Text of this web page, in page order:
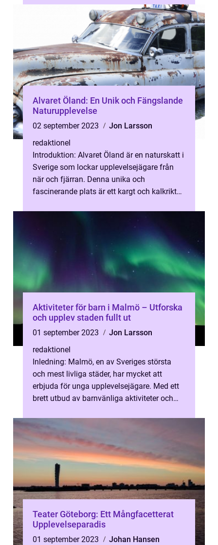
Alvaret Öland: En Unik och Fängslande
Naturupplevelse
02 september 2023
Jon Larsson
redaktionel
Introduktion: Alvaret Öland är en naturskatt i
Sverige som lockar upplevelsejägare från
när och fjärran. Denna unika och
fascinerande plats är ett kargt och kalkrikt
Aktiviteter för barn i Malmö – Utforska
och upplev staden fullt ut
01 september 2023
Jon Larsson
redaktionel
Inledning: Malmö, en av Sveriges största
och mest livliga städer, har mycket att
erbjuda för unga upplevelsejägare. Med ett
brett utbud av barnvänliga aktiviteter och
Teater Göteborg: Ett Mångfacetterat
Upplevelseparadis
01 september 2023
Johan Hansen